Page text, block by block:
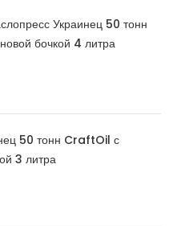
Украинец 50 тонн
бочкой 4 литра
50 тонн CraftOil с
3 литра